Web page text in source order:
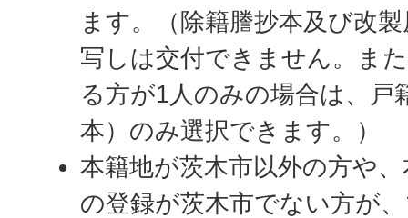
ます。（除籍謄抄本及び改
写しは交付できません。ま
る方が1人のみの場合は、戸
本）のみ選択できます。）
本籍地が茨木市以外の方や
の登録が茨木市でない方が